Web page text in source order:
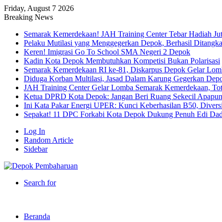
Friday, August 7 2026
Breaking News
Semarak Kemerdekaan! JAH Training Center Tebar Hadiah
Pelaku Mutilasi yang Menggegerkan Depok, Berhasil
Keren! Imigrasi Go To School SMA Negeri 2 Depok
Kadin Kota Depok Membutuhkan Kompetisi Bukan Polarisasi
Semarak Kemerdekaan RI ke-81, Diskarpus Depok Gelar
Diduga Korban Multilasi, Jasad Dalam Karung Gegerkan
JAH Training Center Gelar Lomba Semarak Kemerdekaan,
Ketua DPRD Kota Depok: Jangan Beri Ruang Sekecil
Ini Kata Pakar Energi UPER: Kunci Keberhasilan B50,
Sepakat! 11 DPC Forkabi Kota Depok Dukung Penuh Edi
Log In
Random Article
Sidebar
Search for
Beranda